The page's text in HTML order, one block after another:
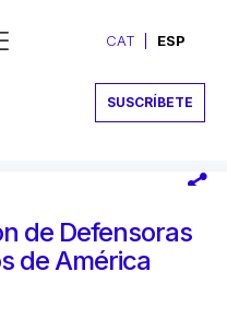
CAT ESP
SUSCRÍBETE
de Defensoras
de América